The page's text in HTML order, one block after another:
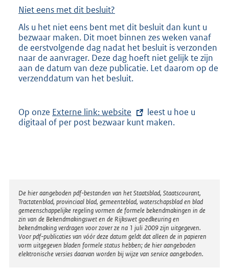
r
n
e
l
i
n
k
:
Niet eens met dit besluit?
Als u het niet eens bent met dit besluit dan kunt u
bezwaar maken. Dit moet binnen zes weken vanaf
de eerstvolgende dag nadat het besluit is verzonden
naar de aanvrager. Deze dag hoeft niet gelijk te zijn
aan de datum van deze publicatie. Let daarom op de
verzenddatum van het besluit.
Op onze E
x
i
n
k
:
Externe link: website
leest u hoe u
digitaal of per post bezwaar kunt maken.
Disclaimer
De hier aangeboden pdf-bestanden van het Staatsblad, Staatscourant,
Tractatenblad, provinciaal blad, gemeenteblad, waterschapsblad en blad
gemeenschappelijke regeling vormen de formele bekendmakingen in de
zin van de Bekendmakingswet en de Rijkswet goedkeuring en
bekendmaking verdragen voor zover ze na 1 juli 2009 zijn uitgegeven.
Voor pdf-publicaties van vóór deze datum geldt dat alleen de in papieren
vorm uitgegeven bladen formele status hebben; de hier aangeboden
elektronische versies daarvan worden bij wijze van service aangeboden.